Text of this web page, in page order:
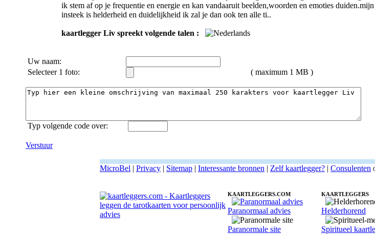
ik stem af op je frequentie en energie en kan vandaaruit beelden,woorden en emoties duiden.mijn
insteek is helderheid en duidelijkheid ik zal je dan ook ten alle ti..
kaartlegger Liv spreekt volgende talen :
Uw naam:
Selecteer 1 foto:
( maximum 1 MB )
Typ volgende code over:
Verstuur
MicroBel | Privacy | Sitemap | Interessante bronnen | Zelf kaartlegger? | Consulenten
KAARTLEGGERS.COM
Paranormaal advies
Paranormale site
KAARTLEGGERS
Helderhorend
Spiritueel